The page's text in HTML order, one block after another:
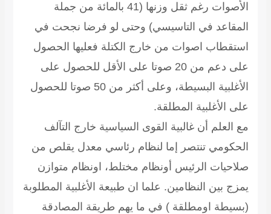
الأصوات رغم ثقل وزنها (41 بالمائة من جملة
المقاعد في التاسيسي) وحتى لو فرضا نجحت في
استقطاب اصوات من خارج الكتلة فعليها الحصول
على دعم من 20 صوتا على الأقل للحصول على
الأغلبية البسيطة، وعلى أكثر من 50 صوتا للحصول
على الأغلبية المطلقة.
مع العلم أن غالبية القوى السياسية خارج التآلف
الحكومي تنتصر إما لنظام رئاسي معدل يقلص من
صلاحيات الرئيس أونظام مختلط، اونظام متوازن
يمزج بين النظامين. علما ان طبيعة الأغلبية المطلوبة
(بسيطة اومطلقة ) في ما يهم طريقة المصادقة